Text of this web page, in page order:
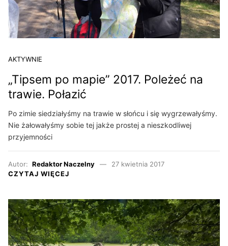
AKTYWNIE
„Tipsem po mapie” 2017. Poleżeć na
trawie. Połazić
Po zimie siedziałyśmy na trawie w słońcu i się wygrzewałyśmy.
Nie żałowałyśmy sobie tej jakże prostej a nieszkodliwej
przyjemności
Autor: Redaktor Naczelny
27 kwietnia 2017
CZYTAJ WIĘCEJ